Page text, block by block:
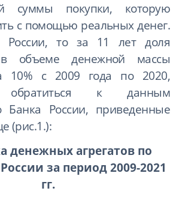
суммы покупки, которую
с помощью реальных денег.
России, то за 11 лет доля
в объеме денежной массы
10% с 2009 года по 2020,
обратиться к данным
Банка России, приведенные
(рис.1.):
денежных агрегатов по
за период 2009-2021
гг.